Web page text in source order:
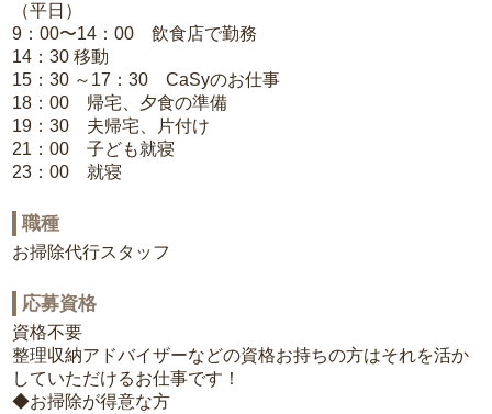
（平日）
9：00〜14：00 飲食店で勤務
14：30 移動
15：30 ～17：30 CaSyのお仕事
18：00 帰宅、夕食の準備
19：30 夫帰宅、片付け
21：00 子ども就寝
23：00 就寝
職種
お掃除代行スタッフ
応募資格
資格不要
整理収納アドバイザーなどの資格お持ちの方はそれを活か
していただけるお仕事です！
◆お掃除が得意な方